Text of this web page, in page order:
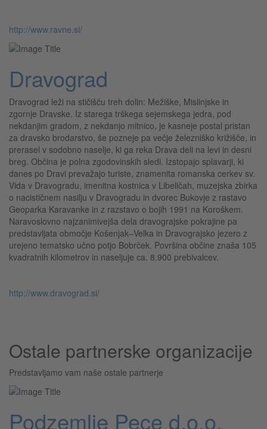
http://www.ravne.si/
Dravograd
Dravograd leži na stičišču treh dolin: Mežiške, Mislinjske in
zgornje Dravske. Iz starega trškega sejemskega jedra, pod
nekdanjim gradom, z nekdanjo mitnico, je kasneje postal pristan
za dravsko brodarstvo, še pozneje pa večje železniško križišče, in
prerasel v sodobno naselje, ki ga reka Drava deli na levi in desni
breg. Občina je polna zgodovinskih sledi. Izstopajo splavarji, ki
danes po Dravi prevažajo turiste, znamenita romanska cerkev sv.
Vida v Dravogradu, imenitna kostnica v Libeličah, muzejska zbirka
o nacističnem nasilju v Dravogradu in dvorec Bukovje z rastavo
Geoparka Karavanke in z razstavo o bojih 1991 na Koroškem.
Naravoslovno najzanimivejša dela dravograjske pokrajine pa
predstavljata območje Košenjak–Velka in Dravograjsko jezero z
urejeno tematsko učno potjo Bobrček. Površina občine znaša 105
kvadratnih kilometrov in naseljuje ca. 8.900 prebivalcev.
http://www.dravograd.si/
Ostale partnerske organizacije
Predstavljamo vam naše ostale partnerje
Podzemlje Pece d.o.o.